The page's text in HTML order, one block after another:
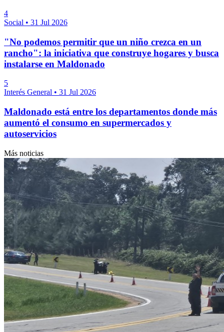
4
Social • 31 Jul 2026
"No podemos permitir que un niño crezca en un
rancho": la iniciativa que construye hogares y busca
instalarse en Maldonado
5
Interés General • 31 Jul 2026
Maldonado está entre los departamentos donde más
aumentó el consumo en supermercados y
autoservicios
Más noticias